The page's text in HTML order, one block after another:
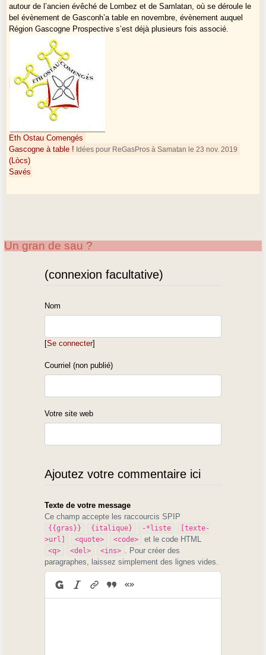
autour de l’ancien évêché de Lombez et de Samlatan, où se déroule le
bel évènement de Gasconh’a table en novembre, évènement auquel
Région Gascogne Prospective s’est déjà plusieurs fois associé.
Eth Ostau Comengés
Gascogne à table ! Idées pour ReGasPros à Samatan le 23 nov. 2019
(Lòcs)
Savés
Un gran de sau ?
(connexion facultative)
Nom
[Se connecter]
Courriel (non publié)
Votre site web
Ajoutez votre commentaire ici
Texte de votre message
Ce champ accepte les raccourcis SPIP
{{gras}} {italique} -*liste
[texte-
>url]
<quote> <code> et le code HTML
<q> <del> <ins>
. Pour créer des
paragraphes, laissez simplement des lignes vides.